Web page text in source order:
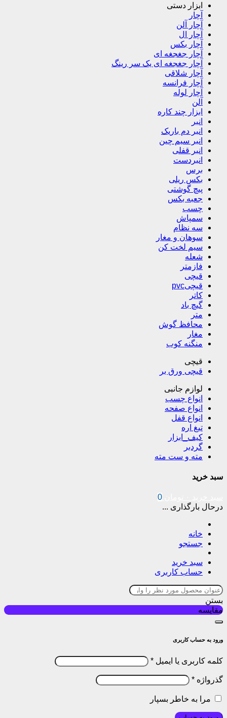
ابزار دستی
آچار
آچار آلن
آچار ال
آچار بکس
آچار جغجغه ای
آچار جغجغه ای یک سر رینگ
آچار شلاقی
آچار فرانسه
آچار لوله
آلن
ابزار چند کاره
انبر
انبر دم باریک
انبر سیم چین
انبر قفلی
انبردست
برس
بکس ریلی
پیچ گوشتی
جعبه بکس
چسب
سمپاش
سه نظام
سوهان و مغار
سیم لخت کن
شعله
فازمتر
قیچی
قیچیpvc
کاتر
گیچ باد
متر
محافظ گوش
مغار
منگنه کوب
قیچی
قیچی ورق بر
لوازم جانبی
انواع چسب
انواع صفحه
انواع قفل
تیغ اره
کیف_ابزار
گردبر
مته و ست مته
سبد خرید
0
درحال بارگذاری ...
خانه
جستجو
سبد خرید
حساب کاربری
بستن
مقایسه
ورود به حساب کاربری
کلمه کاربری یا ایمیل *
گذرواژه *
مرا به خاطر بسپار